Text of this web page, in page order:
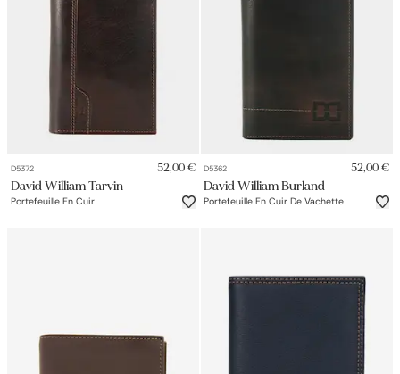
D5372 52,00 €
David William Tarvin
Portefeuille En Cuir
D5362 52,00 €
David William Burland
Portefeuille En Cuir De Vachette